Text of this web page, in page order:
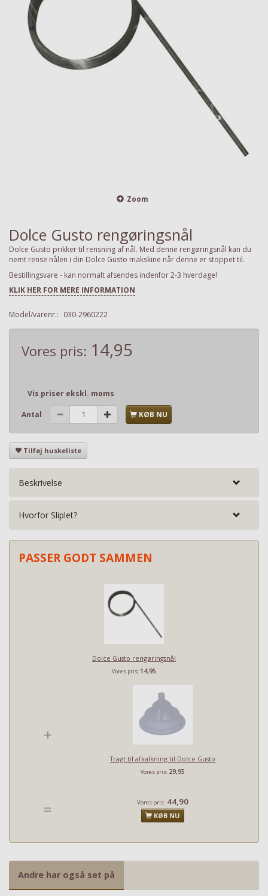
Zoom
Dolce Gusto rengøringsnål
Dolce Gusto prikker til rensning af nål. Med denne rengøringsnål kan du
nemt rense nålen i din Dolce Gusto makskine når denne er stoppet til.
Bestillingsvare - kan normalt afsendes indenfor 2-3 hverdage!
KLIK HER FOR MERE INFORMATION
Model/varenr.: 030-2960222
Vores pris: 14,95
Vis priser ekskl. moms
Antal KØB NU
Tilføj huskeliste
Beskrivelse
Hvorfor Sliplet?
PASSER GODT SAMMEN
Dolce Gusto rengøringsnål
Vores pris: 14,95
+
Tragt til afkalkning til Dolce Gusto
Vores pris: 29,95
= Vores pris: 44,90
KØB NU
Andre har også set på